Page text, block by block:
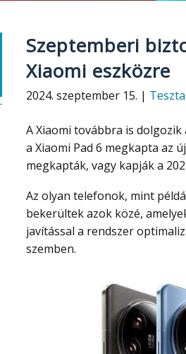
Szeptemberi
Xiaomi eszközre
2024. szeptember 15. |
A Xiaomi továbbra is
a Xiaomi Pad 6 megkapta az
megkapták, vagy kapják a
Az olyan telefonok, mint például a Xiaomi 14 Ultra, MIX Flip, Xiaomi Pad 5
bekerültek azok közé,
javítással a rendszer
szemben.